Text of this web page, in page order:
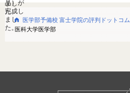
医学部予備校 富士学院の評判ドットコム
医科大学医学部